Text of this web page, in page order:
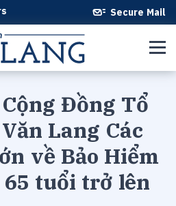
Secure Mail
Đồng Tổ
Lang Các
về Bảo Hiểm
65 tuổi trở lên